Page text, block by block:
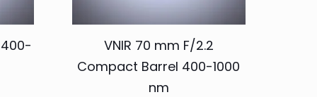
400-
VNIR 70 mm F/2.2
Compact Barrel 400-1000
nm